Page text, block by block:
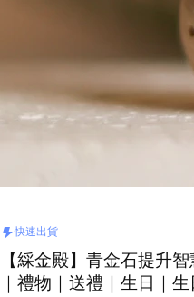
快速出貨
【綵金殿】青金石提升
｜禮物｜送禮｜生日｜